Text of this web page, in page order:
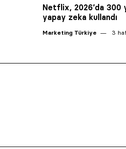
Netflix, 2026’da 300
yapay zeka kullandı
Marketing Türkiye 3